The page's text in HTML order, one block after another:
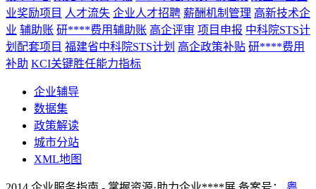
业奖励项目 人才流失 企业人才招聘 薪酬机制管理 高新技术企
业 辅助账 研****费用辅助账 高企评审 项目申报 中科院STS计
划配套项目 福建省中科院STS计划 高企政策补贴 研****费用
补助 KCI关键胜任能力指标
企业辅导
数据集
政策解读
城市分站
XML地图